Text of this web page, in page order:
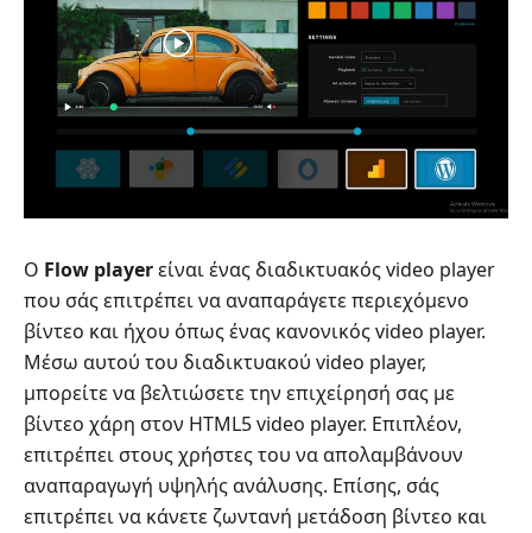
Ο Flow playerείναι ένας διαδικτυακός video player
που σάς επιτρέπει να αναπαράγετε περιεχόμενο
βίντεο και ήχου όπως ένας κανονικός video player.
Μέσω αυτού του διαδικτυακού video player,
μπορείτε να βελτιώσετε την επιχείρησή σας με
βίντεο χάρη στον HTML5 video player. Επιπλέον,
επιτρέπει στους χρήστες του να απολαμβάνουν
αναπαραγωγή υψηλής ανάλυσης. Επίσης, σάς
επιτρέπει να κάνετε ζωντανή μετάδοση βίντεο και